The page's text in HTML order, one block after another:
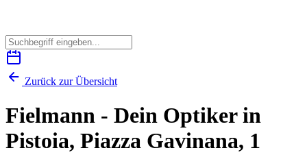
Zurück zur Übersicht
Fielmann - Dein Optiker in
Pistoia, Piazza Gavinana, 1